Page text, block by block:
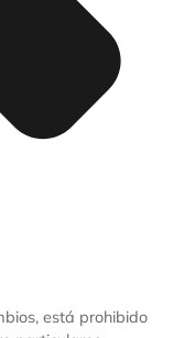
está prohibido